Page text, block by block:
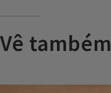
Vê também